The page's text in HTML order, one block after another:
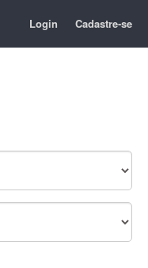
Login Cadastre-se